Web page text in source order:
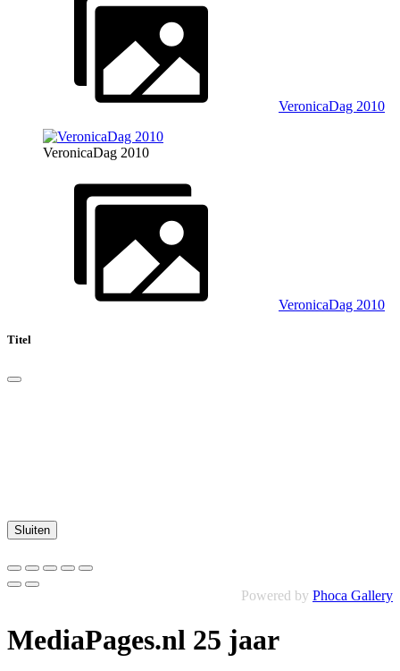
VeronicaDag 2010
VeronicaDag 2010
VeronicaDag 2010
Titel
Sluiten
Powered by Phoca Gallery
MediaPages.nl 25 jaar